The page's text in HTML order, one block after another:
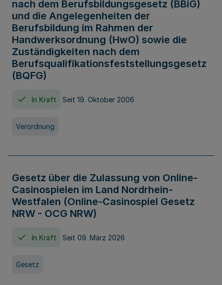
nach dem Berufsbildungsgesetz (BBiG)
und die Angelegenheiten der
Berufsbildung im Rahmen der
Handwerksordnung (HwO) sowie die
Zuständigkeiten nach dem
Berufsqualifikationsfeststellungsgesetz
(BQFG)
In Kraft Seit 19. Oktober 2006
Verordnung
Gesetz über die Zulassung von Online-
Casinospielen im Land Nordrhein-
Westfalen (Online-Casinospiel Gesetz
NRW - OCG NRW)
In Kraft Seit 09. März 2026
Gesetz